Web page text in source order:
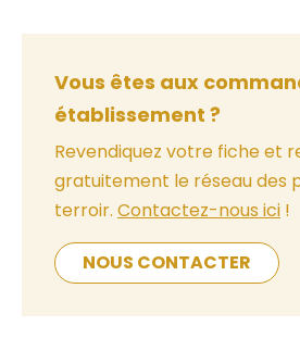
Vous êtes aux
établissement ?
Revendiquez votre fiche et
gratuitement le réseau des
terroir. Contactez-nous ici !
NOUS CONTACTER